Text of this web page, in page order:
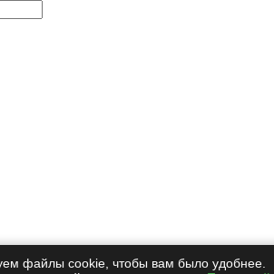
файлы cookie, чтобы вам было удобнее.